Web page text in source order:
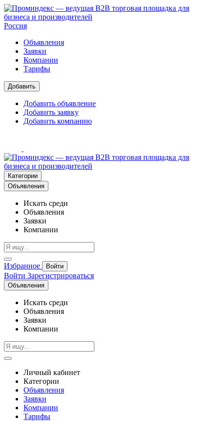
Россия
Объявления
Заявки
Компании
Тарифы
Добавить
Добавить объявление
Добавить заявку
Добавить компанию
Категории
Объявления
Искать среди
Объявления
Заявки
Компании
Избранное Войти
Войти Зарегистрироваться
Объявления
Искать среди
Объявления
Заявки
Компании
Личный кабинет
Категории
Объявления
Заявки
Компании
Тарифы